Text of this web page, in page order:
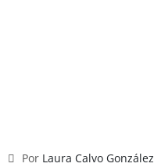
Por Laura Calvo González